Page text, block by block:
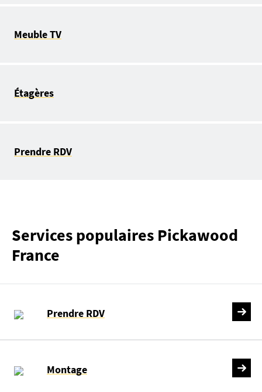
Meuble TV
Étagères
Prendre RDV
Services populaires Pickawood
France
Prendre RDV
Montage